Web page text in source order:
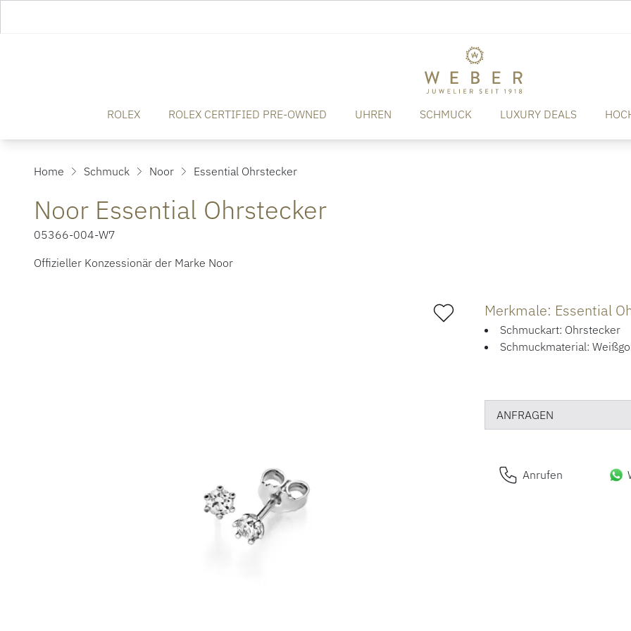
ROLEX ROLEX CERTIFIED PRE-OWNED UHREN SCHMUCK LUXURY DEALS
Home Schmuck Noor Essential Ohrstecker
Noor Essential Ohrstecker
05366-004-W7
Offizieller Konzessionär der Marke Noor
Merkmale: Essential
Schmuckart: Ohrstecker
Schmuckmaterial:
ANFRAGEN
Anrufen